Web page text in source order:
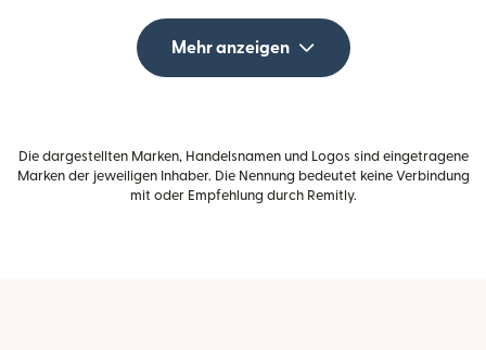
Mehr anzeigen
Die dargestellten Marken, Handelsnamen und Logos sind eingetragene
Marken der jeweiligen Inhaber. Die Nennung bedeutet keine Verbindung
mit oder Empfehlung durch Remitly.